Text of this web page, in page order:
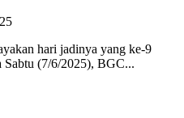
hari jadinya yang ke-9
Sabtu (7/6/2025), BGC...